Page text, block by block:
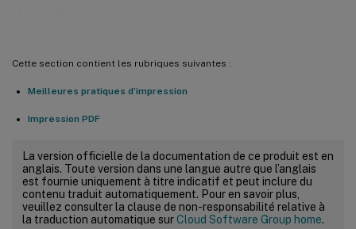
Cette section contient les rubriques suivantes :
Meilleures pratiques d’impression
Impression PDF
La version officielle de la documentation de ce produit est en
anglais. Toute version dans une langue autre que l’anglais
est fournie uniquement à titre indicatif et peut inclure du
contenu traduit automatiquement. Pour en savoir plus,
veuillez consulter la clause de non-responsabilité relative à
la traduction automatique surCloud Software Group home.